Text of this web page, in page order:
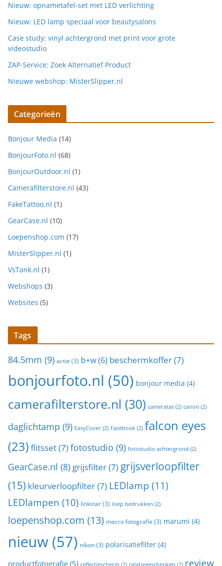
Nieuw: opnametafel-set met LED verlichting
Nieuw: LED lamp speciaal voor beautysalons
Case study: vinyl achtergrond met print voor grote
videostudio
ZAP-Service: Zoek Alternatief Product
Nieuwe webshop: MisterSlipper.nl
Categorieën
Bonjour Media (14)
BonjourFoto.nl (68)
BonjourOutdoor.nl (1)
Camerafilterstore.nl (43)
FakeTattoo.nl (1)
GearCase.nl (10)
Loepenshop.com (17)
MisterSlipper.nl (1)
VsTank.nl (1)
Webshops (3)
Websites (5)
Tags
84.5mm (9) actie (3) b+w(6) beschermkoffer(7)
bonjourfoto.nl (50) bonjour media (4)
camerafilterstore.nl (30) cameratas (2) canon (2)
daglichtamp (9) EasyCover (2) Facebook (2) falcon eyes
(23)flitsset(7)fotostudio (9) fotostudio achtergrond (2)
GearCase.nl (8) grijsfilter(7) grijsverloopfilter
(15) kleurverloopfilter(7) LEDlamp (11)
LEDlampen (10) linkstar(3) loep bedrukken (2)
loepenshop.com (13) macro fotografie (3) marumi (4)
nieuw (57) nikon(3) polarisatiefilter (4)
productfotografie (5) reflectiescherm (2) relatiegeschenken (2) review